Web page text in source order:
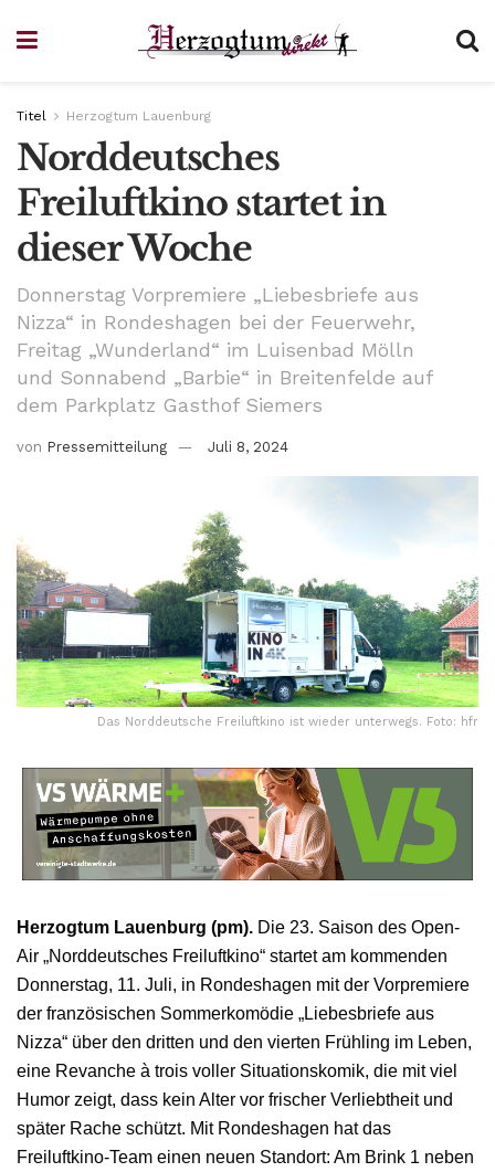
Titel Herzogtum Lauenburg
Norddeutsches
Freiluftkino startet in
dieser Woche
Donnerstag Vorpremiere „Liebesbriefe aus
Nizza“ in Rondeshagen bei der Feuerwehr,
Freitag „Wunderland“ im Luisenbad Mölln
und Sonnabend „Barbie“ in Breitenfelde auf
dem Parkplatz Gasthof Siemers
von Pressemitteilung Juli 8, 2024
Das Norddeutsche Freiluftkino ist wieder unterwegs. Foto: hfr
Herzogtum Lauenburg (pm). Die 23. Saison des Open-
Air „Norddeutsches Freiluftkino“ startet am kommenden
Donnerstag, 11. Juli, in Rondeshagen mit der Vorpremiere
der französischen Sommerkomödie „Liebesbriefe aus
Nizza“ über den dritten und den vierten Frühling im Leben,
eine Revanche à trois voller Situationskomik, die mit viel
Humor zeigt, dass kein Alter vor frischer Verliebtheit und
später Rache schützt. Mit Rondeshagen hat das
Freiluftkino-Team einen neuen Standort: Am Brink 1 neben